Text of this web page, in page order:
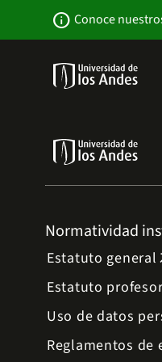
info Conoce
Normatividad
Estatuto general
Estatuto
Uso de datos
Reglamentos de